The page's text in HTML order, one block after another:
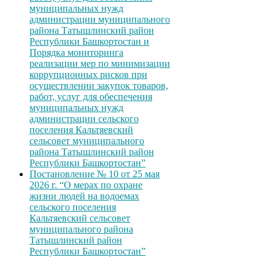
муниципальных нужд
администрации муниципального
района Татышлинский район
Республики Башкортостан и
Порядка мониторинга
реализации мер по минимизации
коррупционных рисков при
осуществлении закупок товаров,
работ, услуг для обеспечения
муниципальных нужд
администрации сельского
поселения Кальтяевский
сельсовет муниципального
района Татышлинский район
Республики Башкортостан”
Постановление № 10 от 25 мая
2026 г. “О мерах по охране
жизни людей на водоемах
сельского поселения
Кальтяевский сельсовет
муниципального района
Татышлинский район
Республики Башкортостан”